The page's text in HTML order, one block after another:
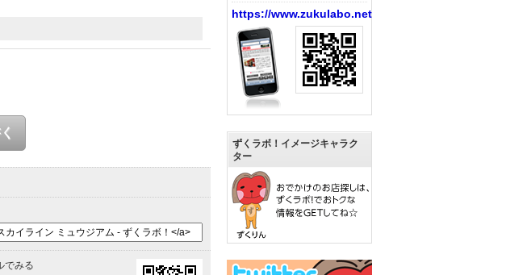
でみる
https://www.zukulabo.net/
ずくラボ！イメージキャラク
ター